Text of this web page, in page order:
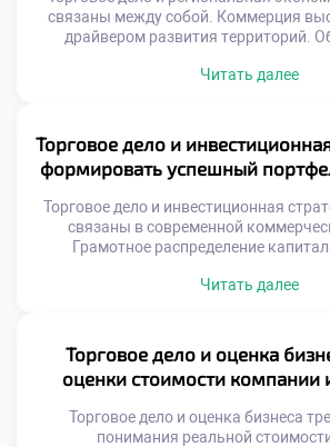
связаны между собой. Коммерция
драйвером развития территорий.
активной торговли регион не
сектор создает рабочие места
наполняют местные казны
инфраструктура зависит
Читать далее
Торговое дело и
формировать успешный
Торговое дело и инвестиционная
связаны в современной
Грамотное распределение
Предприниматели должны
доход. Понимание этой связи
профессионального коммерсанта
продавца. Формирование портфеля
анализа рыночной конъюнктуры и
Читать далее
Торговое дело и оценка
оценки стоимости компании
Торговое дело и оценка бизнеса
понимания реальной